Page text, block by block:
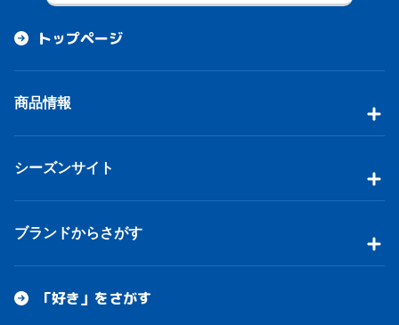
トップページ
商品情報
シーズンサイト
ブランドからさがす
「好き」をさがす